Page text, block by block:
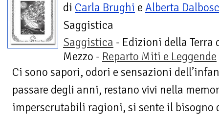
di Carla Brughi e Alberta
Saggistica
Saggistica - Edizioni della Terra
Mezzo - Reparto Miti e Leggende
Ci sono sapori, odori e sensazioni
passare degli anni, restano vivi nella
imperscrutabili ragioni, si sente il bisogno